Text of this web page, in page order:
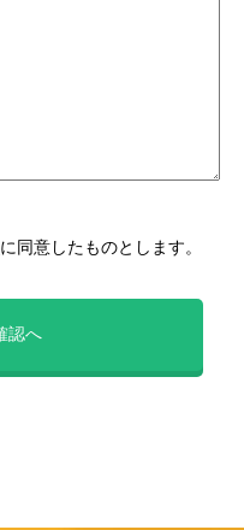
に同意したものとします。